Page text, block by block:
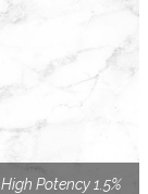
Potency 1.5%